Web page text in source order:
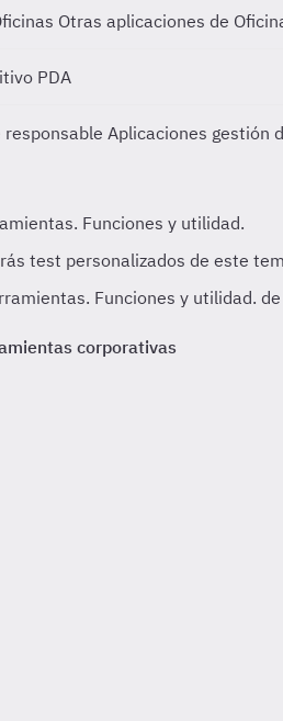
Otras aplicaciones de
PDA
Aplicaciones gestión
Funciones y utilidad.
corporativas